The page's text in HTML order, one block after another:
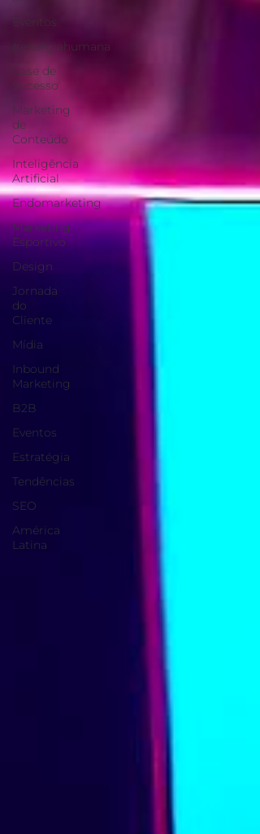
Eventos
#energiahumana
Case de
Sucesso
Marketing
de
Conteúdo
Inteligência
Artificial
Endomarketing
Marketing
Esportivo
Design
Jornada
do
Cliente
Mídia
Inbound
Marketing
B2B
Eventos
Estratégia
Tendências
SEO
América
Latina